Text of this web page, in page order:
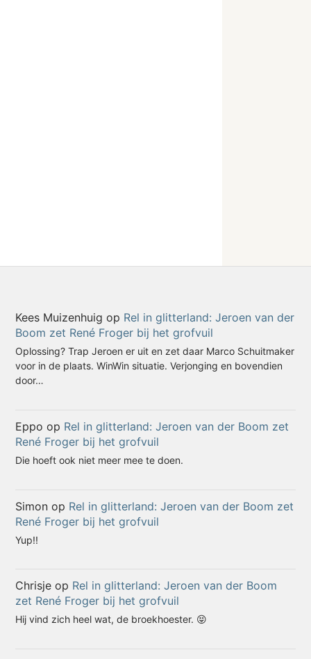
Kees Muizenhuig op Rel in glitterland: Jeroen van der
Boom zet René Froger bij het grofvuil
Oplossing? Trap Jeroen er uit en zet daar Marco Schuitmaker
voor in de plaats. WinWin situatie. Verjonging en bovendien
door…
Eppo op Rel in glitterland: Jeroen van der Boom zet
René Froger bij het grofvuil
Die hoeft ook niet meer mee te doen.
Simon op Rel in glitterland: Jeroen van der Boom zet
René Froger bij het grofvuil
Yup!!
Chrisje op Rel in glitterland: Jeroen van der Boom
zet René Froger bij het grofvuil
Hij vind zich heel wat, de broekhoester. 😝